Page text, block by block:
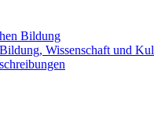
Bildung
Wissenschaft und